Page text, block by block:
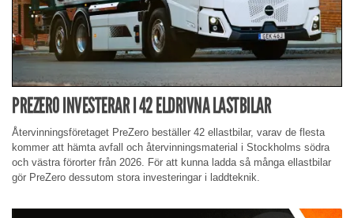
PREZERO INVESTERAR I 42 ELDRIVNA LASTBILAR
Återvinningsföretaget PreZero beställer 42 ellastbilar, varav de flesta
kommer att hämta avfall och återvinningsmaterial i Stockholms södra
och västra förorter från 2026. För att kunna ladda så många ellastbilar
gör PreZero dessutom stora investeringar i laddteknik.